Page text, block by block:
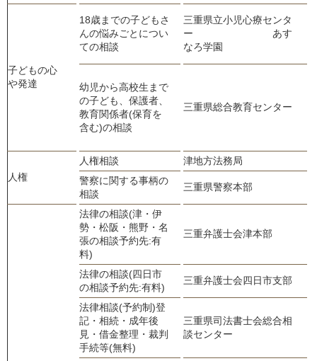
子どもの心
や発達
18歳までの子どもさ
んの悩みごとについ
ての相談
三重県立小児心療センタ
ー あす
なろ学園
幼児から高校生まで
の子ども、保護者、
教育関係者(保育を
含む)の相談
三重県総合教育センター
人権
人権相談 津地方法務局
警察に関する事柄の
相談
三重県警察本部
法律の相談(津・伊
勢・松阪・熊野・名
張の相談予約先:有
料)
三重弁護士会津本部
法律の相談(四日市
の相談予約先:有料)
三重弁護士会四日市支部
法律相談(予約制)登
記・相続・成年後
見・借金整理・裁判
手続等(無料)
三重県司法書士会総合相
談センター